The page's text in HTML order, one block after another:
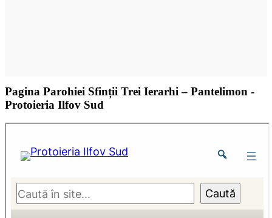
Pagina Parohiei Sfinții Trei Ierarhi – Pantelimon -
Protoieria Ilfov Sud